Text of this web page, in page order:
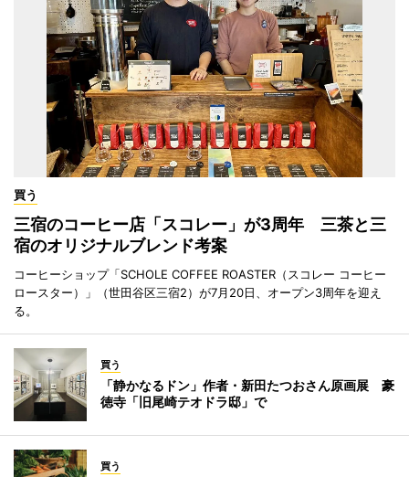
買う
三宿のコーヒー店「スコレー」が3周年 三茶と三
宿のオリジナルブレンド考案
コーヒーショップ「SCHOLE COFFEE ROASTER（スコレー コーヒー
ロースター）」（世田谷区三宿2）が7月20日、オープン3周年を迎え
る。
買う
「静かなるドン」作者・新田たつおさん原画展 豪
徳寺「旧尾崎テオドラ邸」で
買う